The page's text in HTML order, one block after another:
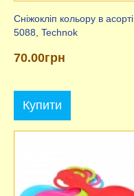
Сніжокліп кольору в асорті
5088, Technok
70.00грн
Купити